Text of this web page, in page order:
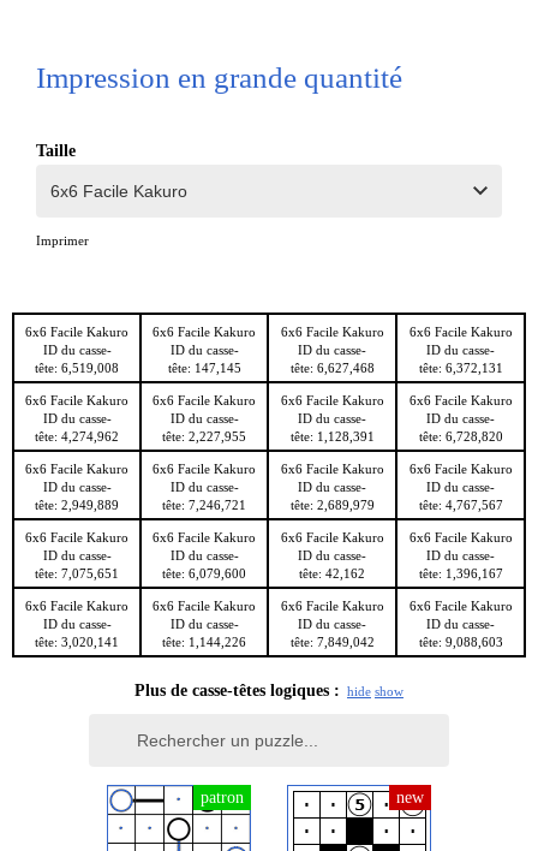
Impression en grande quantité
Taille
Imprimer
6x6 Facile Kakuro
ID du casse-
tête: 6,519,008
6x6 Facile Kakuro
ID du casse-
tête: 147,145
6x6 Facile Kakuro
ID du casse-
tête: 6,627,468
6x6 Facile Kakuro
ID du casse-
tête: 6,372,131
6x6 Facile Kakuro
ID du casse-
tête: 4,274,962
6x6 Facile Kakuro
ID du casse-
tête: 2,227,955
6x6 Facile Kakuro
ID du casse-
tête: 1,128,391
6x6 Facile Kakuro
ID du casse-
tête: 6,728,820
6x6 Facile Kakuro
ID du casse-
tête: 2,949,889
6x6 Facile Kakuro
ID du casse-
tête: 7,246,721
6x6 Facile Kakuro
ID du casse-
tête: 2,689,979
6x6 Facile Kakuro
ID du casse-
tête: 4,767,567
6x6 Facile Kakuro
ID du casse-
tête: 7,075,651
6x6 Facile Kakuro
ID du casse-
tête: 6,079,600
6x6 Facile Kakuro
ID du casse-
tête: 42,162
6x6 Facile Kakuro
ID du casse-
tête: 1,396,167
6x6 Facile Kakuro
ID du casse-
tête: 3,020,141
6x6 Facile Kakuro
ID du casse-
tête: 1,144,226
6x6 Facile Kakuro
ID du casse-
tête: 7,849,042
6x6 Facile Kakuro
ID du casse-
tête: 9,088,603
Plus de casse-têtes logiques : hide show